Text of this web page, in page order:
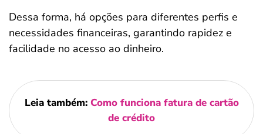
Dessa forma, há opções para diferentes perfis e
necessidades financeiras, garantindo rapidez e
facilidade no acesso ao dinheiro.
Leia também: Como funciona fatura de cartão
de crédito